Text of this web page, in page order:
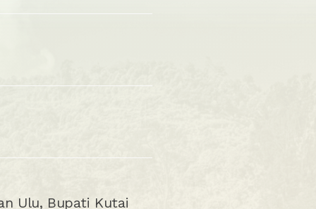
Ulu, Bupati Kutai